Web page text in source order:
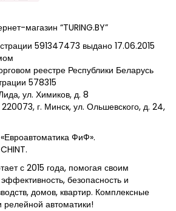
магазин “TURING.BY”
591347473 выдано 17.06.2015
реестре Республики Беларусь
578315
ул. Химиков, д. 8
г. Минск, ул. Ольшевского, д. 24,
ФиФ».
с 2015 года, помогая своим
безопасность и
домов, квартир. Комплексные
релейной автоматики!